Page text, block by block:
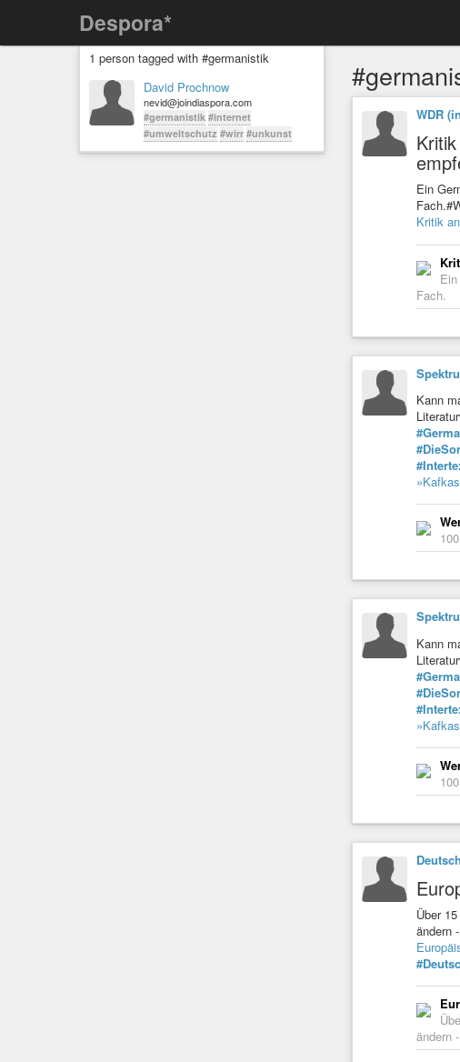
Despora*
1 person tagged with #germanistik
David Prochnow
nevid@joindiaspora.com
#germanistik #internet
#umweltschutz #wirr #unkunst
WDR
Ein
Kritik
Fach.
Kann
Kann
Über
ändern
ändern